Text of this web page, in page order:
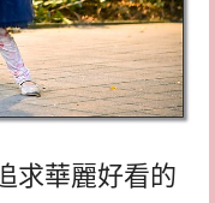
求華麗好看的